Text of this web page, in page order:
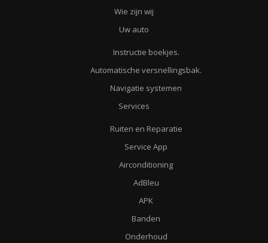
Wie zijn wij
Uw auto
Instructie boekjes.
Automatische versnellingsbak.
Navigatie systemen
Services
Ruiten en Reparatie
Service App
Airconditioning
AdBleu
APK
Banden
Onderhoud